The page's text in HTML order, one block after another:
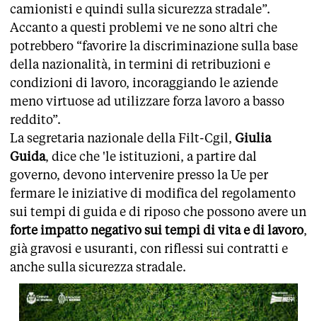
camionisti e quindi sulla sicurezza stradale”.
Accanto a questi problemi ve ne sono altri che
potrebbero “favorire la discriminazione sulla base
della nazionalità, in termini di retribuzioni e
condizioni di lavoro, incoraggiando le aziende
meno virtuose ad utilizzare forza lavoro a basso
reddito”.
La segretaria nazionale della Filt-Cgil, Giulia
Guida, dice che 'le istituzioni, a partire dal
governo, devono intervenire presso la Ue per
fermare le iniziative di modifica del regolamento
sui tempi di guida e di riposo che possono avere un
forte impatto negativo sui tempi di vita e di lavoro,
già gravosi e usuranti, con riflessi sui contratti e
anche sulla sicurezza stradale.